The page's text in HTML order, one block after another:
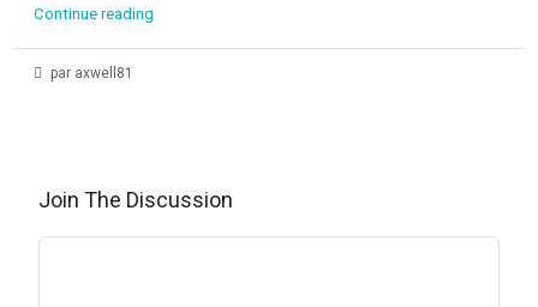
Continue reading
par axwell81
Join The Discussion